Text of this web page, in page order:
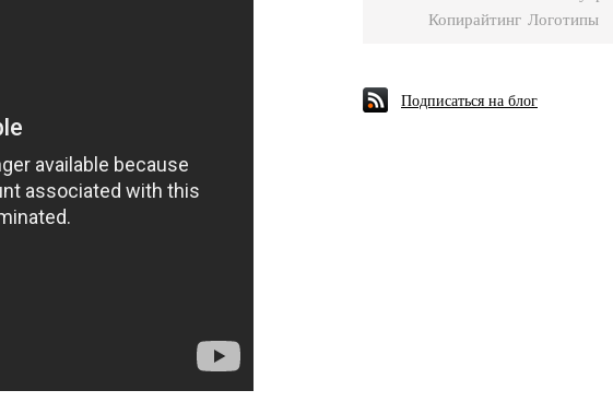
Копирайтинг Логотипы
Подписаться на блог